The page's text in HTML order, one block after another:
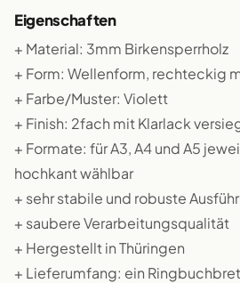
Eigenschaften
+ Material: 3mm Birkensperrholz
+ Form: Wellenform, rechteckig
+ Farbe/Muster: Violett
+ Finish: 2fach mit Klarlack
+ Formate: für A3, A4 und A5
hochkant wählbar
+ sehr stabile und robuste
+ saubere Verarbeitungsqualität
+ Hergestellt in Thüringen
+ Lieferumfang: ein